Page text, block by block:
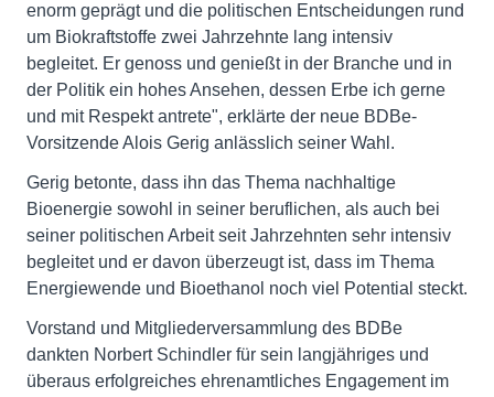
enorm geprägt und die politischen Entscheidungen rund
um Biokraftstoffe zwei Jahrzehnte lang intensiv
begleitet. Er genoss und genießt in der Branche und in
der Politik ein hohes Ansehen, dessen Erbe ich gerne
und mit Respekt antrete", erklärte der neue BDBe-
Vorsitzende Alois Gerig anlässlich seiner Wahl.
Gerig betonte, dass ihn das Thema nachhaltige
Bioenergie sowohl in seiner beruflichen, als auch bei
seiner politischen Arbeit seit Jahrzehnten sehr intensiv
begleitet und er davon überzeugt ist, dass im Thema
Energiewende und Bioethanol noch viel Potential steckt.
Vorstand und Mitgliederversammlung des BDBe
dankten Norbert Schindler für sein langjähriges und
überaus erfolgreiches ehrenamtliches Engagement im